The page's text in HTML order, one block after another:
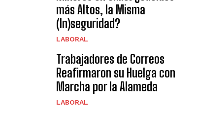
más Altos, la Misma
(In)seguridad?
LABORAL
Trabajadores de Correos
Reafirmaron su Huelga con
Marcha por la Alameda
LABORAL